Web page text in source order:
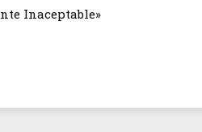
Inaceptable»